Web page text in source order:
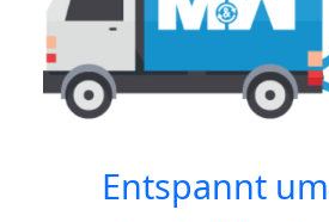
Entspannt